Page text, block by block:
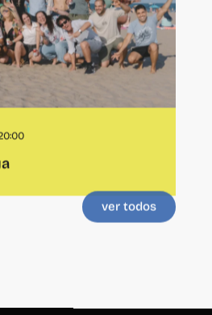
ver todos